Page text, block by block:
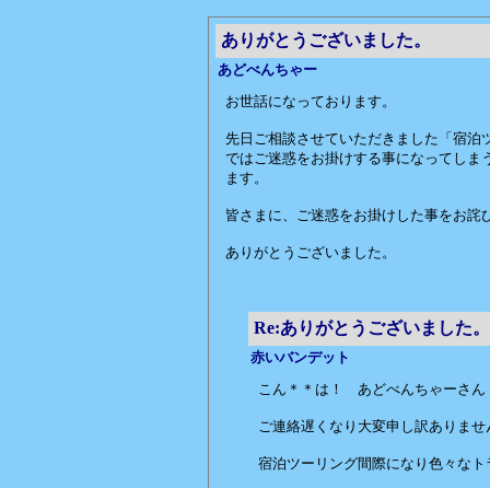
ありがとうございました。
あどべんちゃー
お世話になっております。
先日ご相談させていただきました「宿泊
ではご迷惑をお掛けする事になってしま
ます。
皆さまに、ご迷惑をお掛けした事をお詫
ありがとうございました。
Re:ありがとうございました。
赤いバンデット
こん＊＊は！ あどべんちゃーさん
ご連絡遅くなり大変申し訳ありませ
宿泊ツーリング間際になり色々なト